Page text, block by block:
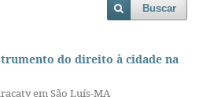
Buscar
do direito à cidade na
em São Luís-MA